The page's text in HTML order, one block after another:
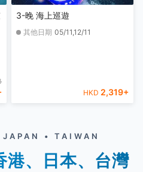
3-晚 海上巡遊
其他日期 05/11,12/11
HKD 2,319+
• TAIWAN
港、日本、台灣